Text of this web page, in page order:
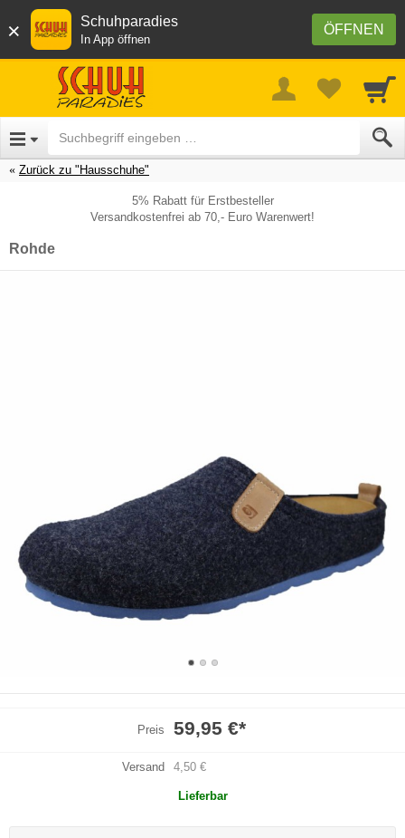
× ÖFFNEN
Schuhparadies
In App öffnen
Zurück zu "Hausschuhe"
5% Rabatt für Erstbesteller
Versandkostenfrei ab 70,- Euro Warenwert!
Rohde
Preis 59,95 €*
Versand 4,50 €
Lieferbar